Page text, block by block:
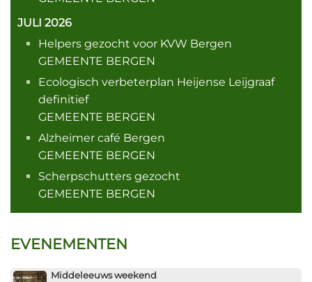
JULI 2026
Helpers gezocht voor KVW Bergen
GEMEENTE BERGEN
Ecologisch verbeterplan Heijense Leijgraaf
definitief
GEMEENTE BERGEN
Alzheimer café Bergen
GEMEENTE BERGEN
Scherpschutters gezocht
GEMEENTE BERGEN
EVENEMENTEN
Middeleeuws weekend